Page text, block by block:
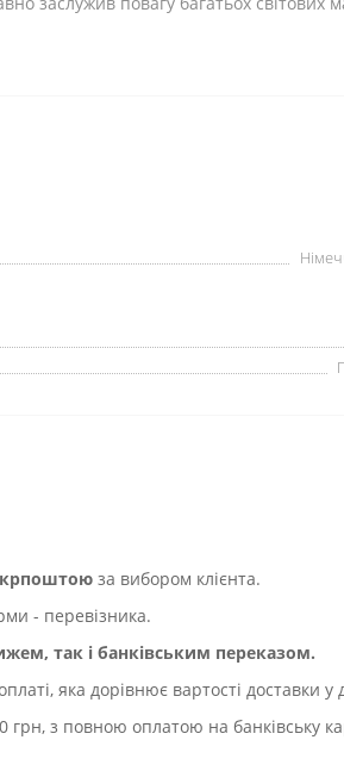
за вибором клієнта.
- перевізника.
так і банківським переказом.
яка дорівнює вартості доставки у
грн, з повною оплатою на банківську